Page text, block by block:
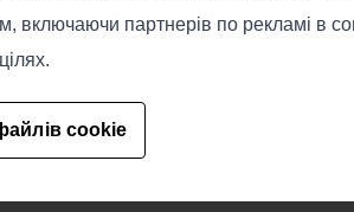
включаючи партнерів по рекламі в
cookie